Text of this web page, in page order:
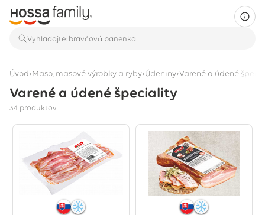
Úvod›Mäso, mäsové výrobky a ryby›Údeniny›Varené a údené
Varené a údené špeciality
34 produktov